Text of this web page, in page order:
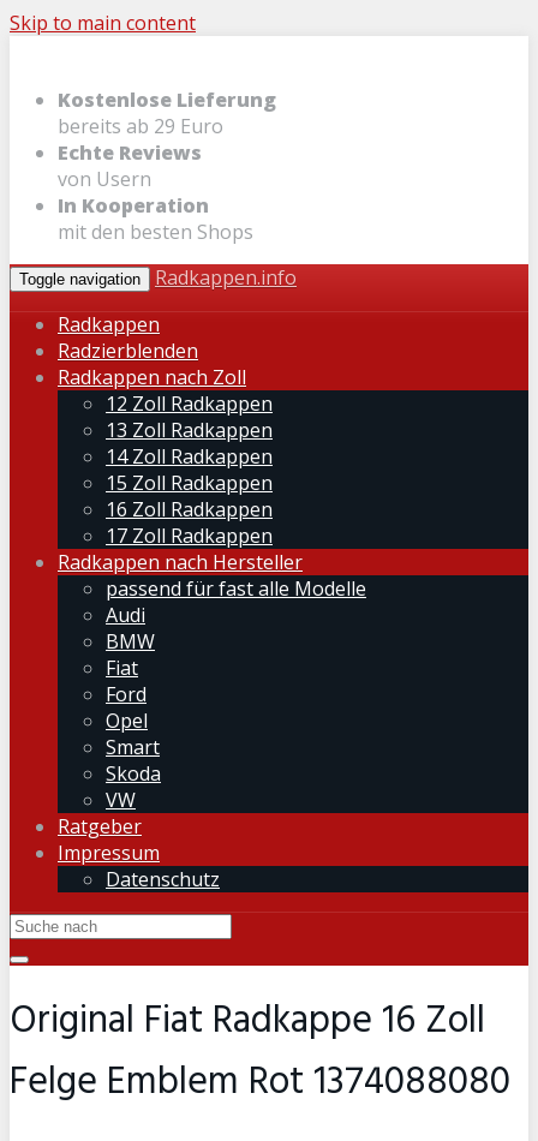
Skip to main content
Kostenlose Lieferung
bereits ab 29 Euro
Echte Reviews
von Usern
In Kooperation
mit den besten Shops
Toggle navigation
Radkappen.info
Radkappen
Radzierblenden
Radkappen nach Zoll
12 Zoll Radkappen
13 Zoll Radkappen
14 Zoll Radkappen
15 Zoll Radkappen
16 Zoll Radkappen
17 Zoll Radkappen
Radkappen nach Hersteller
passend für fast alle Modelle
Audi
BMW
Fiat
Ford
Opel
Smart
Skoda
VW
Ratgeber
Impressum
Datenschutz
Original Fiat Radkappe 16 Zoll
Felge Emblem Rot 1374088080